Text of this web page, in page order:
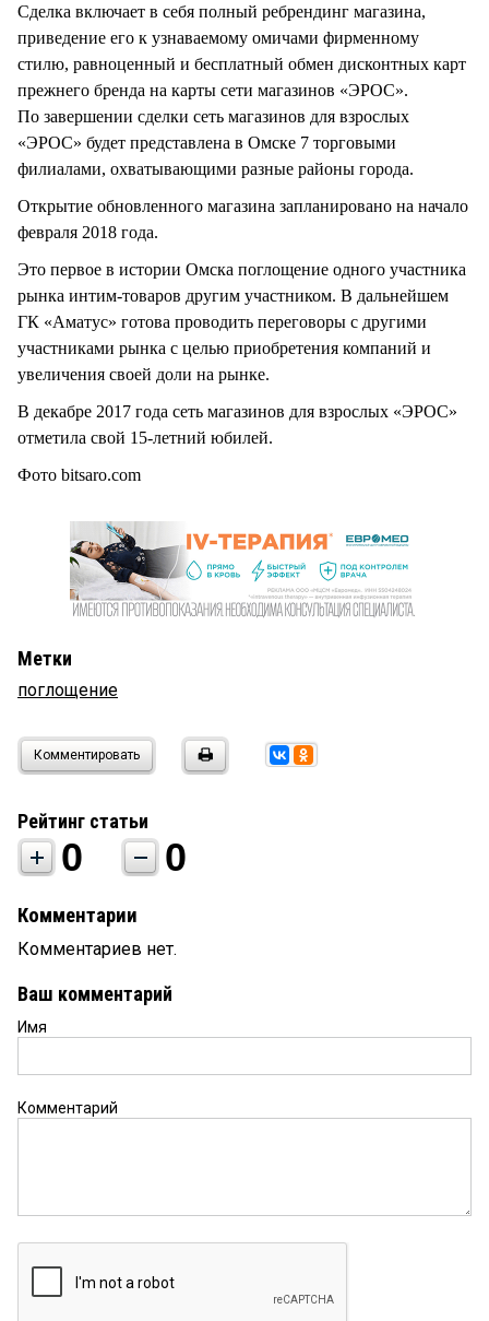
Сделка включает в себя полный ребрендинг магазина,
приведение его к узнаваемому омичами фирменному
стилю, равноценный и бесплатный обмен дисконтных карт
прежнего бренда на карты сети магазинов «ЭРОС».
По завершении сделки сеть магазинов для взрослых
«ЭРОС» будет представлена в Омске 7 торговыми
филиалами, охватывающими разные районы города.
Открытие обновленного магазина запланировано на начало
февраля 2018 года.
Это первое в истории Омска поглощение одного участника
рынка интим-товаров другим участником. В дальнейшем
ГК «Аматус» готова проводить переговоры с другими
участниками рынка с целью приобретения компаний и
увеличения своей доли на рынке.
В декабре 2017 года сеть магазинов для взрослых «ЭРОС»
отметила свой 15-летний юбилей.
Фото bitsaro.com
Метки
поглощение
Комментировать
Рейтинг статьи
0 0
Комментарии
Комментариев нет.
Ваш комментарий
Имя
Комментарий